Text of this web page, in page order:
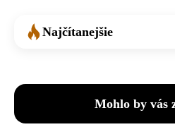
Najčítanejšie
Mohlo by vás